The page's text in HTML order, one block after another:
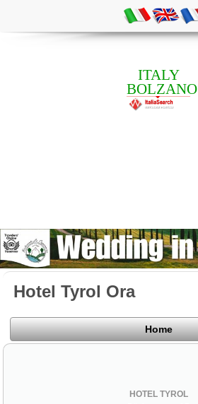
ITALY
BOLZANO
Hotel Tyrol Ora
Home
HOTEL TYROL